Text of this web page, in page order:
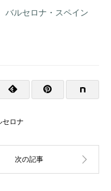
バルセロナ・スペイン
セロナ